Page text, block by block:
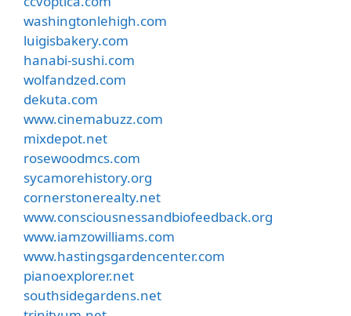
washingtonlehigh.com
luigisbakery.com
hanabi-sushi.com
wolfandzed.com
dekuta.com
www.cinemabuzz.com
mixdepot.net
rosewoodmcs.com
sycamorehistory.org
cornerstonerealty.net
www.consciousnessandbiofeedback.org
www.iamzowilliams.com
www.hastingsgardencenter.com
pianoexplorer.net
southsidegardens.net